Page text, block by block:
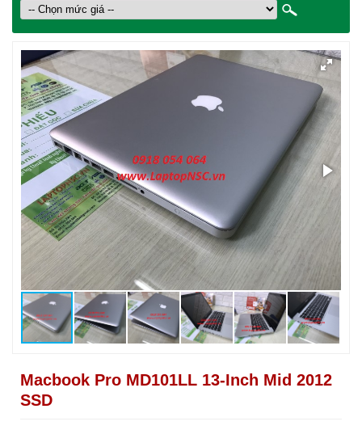
Macbook Pro MD101LL 13-Inch Mid 2012
SSD